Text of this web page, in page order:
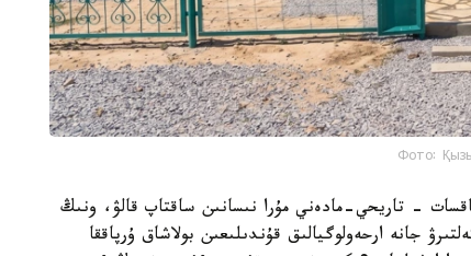
Фото:
- تاريحي-مادەني مۇرا نىسانىن ساقتاپ قالۋ، ونىڭ
جانە ارحەولوگيالىق قۇندىلىعىن بولاشاق ۇرپاققا